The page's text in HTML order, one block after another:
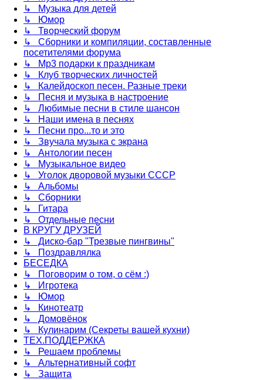
↳ Музыка для детей
↳ Юмор
↳ Творческий форум
↳ Сборники и компиляции, составленные
посетителями форума
↳ Mp3 подарки к праздникам
↳ Клуб творческих личностей
↳ Калейдоскоп песен. Разные треки
↳ Песня и музыка в настроение
↳ Любимые песни в стиле шансон
↳ Наши имена в песнях
↳ Песни про...то и это
↳ Звучала музыка с экрана
↳ Антологии песен
↳ Музыкальное видео
↳ Уголок дворовой музыки СССР
↳ Альбомы
↳ Сборники
↳ Гитара
↳ Отдельные песни
В КРУГУ ДРУЗЕЙ
↳ Диско-бар "Трезвые пингвины"
↳ Поздравлялка
БЕСЕДКА
↳ Поговорим о том, о сём :)
↳ Игротека
↳ Юмор
↳ Кинотеатр
↳ Домовёнок
↳ Кулинарим (Секреты вашей кухни)
ТЕХ.ПОДДЕРЖКА
↳ Решаем проблемы
↳ Альтернативный софт
↳ Защита